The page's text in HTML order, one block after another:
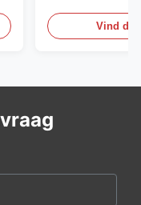
Vind de